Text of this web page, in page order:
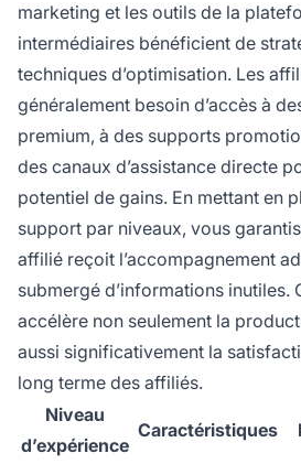
marketing et les outils de la
intermédiaires bénéficient de
techniques d’optimisation. Les
généralement besoin d’accès à
premium, à des supports
des canaux d’assistance directe
potentiel de gains. En mettant en
support par niveaux, vous
affilié reçoit l’accompagnement
submergé d’informations inutiles.
accélère non seulement la
aussi significativement la
long terme des affiliés.
Niveau
d’expérience
Caractéristiques